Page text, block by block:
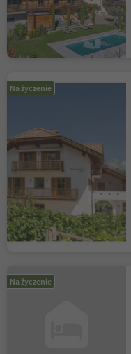
Na życzenie
Na życzenie